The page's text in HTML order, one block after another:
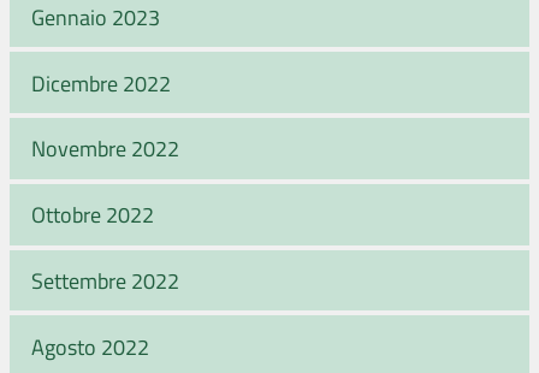
Gennaio 2023
Dicembre 2022
Novembre 2022
Ottobre 2022
Settembre 2022
Agosto 2022